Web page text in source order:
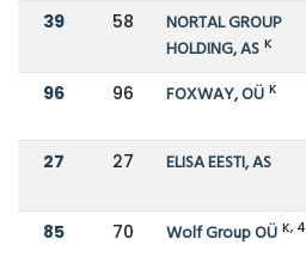
39 58
NORTAL GROUP
HOLDING, AS K
96 96 FOXWAY, OÜ K
27 27 ELISA EESTI, AS
85 70 Wolf Group OÜ K, 4